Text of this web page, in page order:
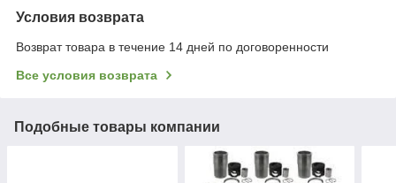
Условия возврата
Возврат товара в течение 14 дней по договоренности
Все условия возврата
Подобные товары компании